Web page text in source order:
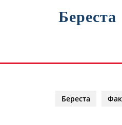
Береста
Береста